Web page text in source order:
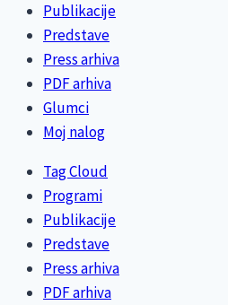
Publikacije
Predstave
Press arhiva
PDF arhiva
Glumci
Moj nalog
Tag Cloud
Programi
Publikacije
Predstave
Press arhiva
PDF arhiva